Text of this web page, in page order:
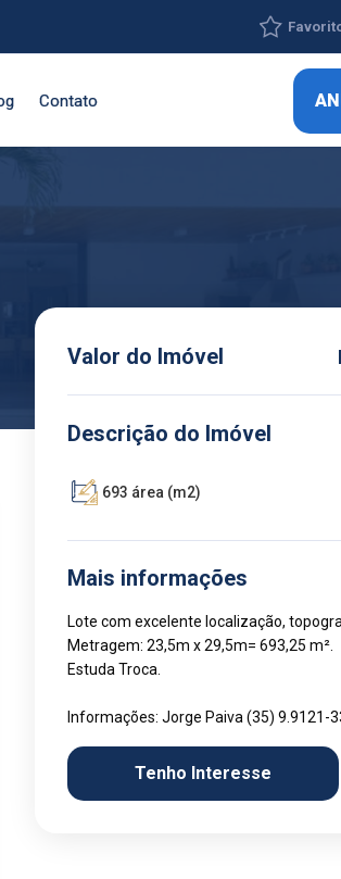
Contato
Valor do Imóvel
Descrição do Imóvel
693 área (m2)
Mais informações
Lote com excelente localização,
Metragem: 23,5m x 29,5m= 693,25 m².
Estuda Troca.
Informações: Jorge Paiva (35) 9.9121-
Tenho Interesse